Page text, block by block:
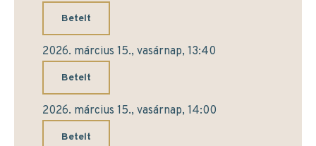
Betelt
2026. március 15., vasárnap, 13:40
Betelt
2026. március 15., vasárnap, 14:00
Betelt